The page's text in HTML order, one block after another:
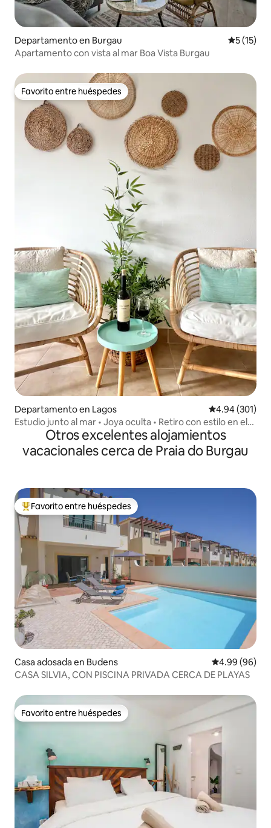
Departamento en Burgau
5 (15)
Apartamento con vista al mar Boa Vista Burgau
Favorito entre huéspedes
Favorito entre huéspedes
Departamento en Lagos Calificación
4.94 (301)
Estudio junto al mar • Joya oculta • Retiro con estilo en el
Otros excelentes alojamientos
vacacionales cerca de Praia do Burgau
De los mejores en Favorito entre huéspedes
Favorito entre huéspedes
Casa adosada en Budens Calificación
4.99 (96)
CASA SILVIA, CON PISCINA PRIVADA CERCA DE PLAYAS
Favorito entre huéspedes
Favorito entre huéspedes